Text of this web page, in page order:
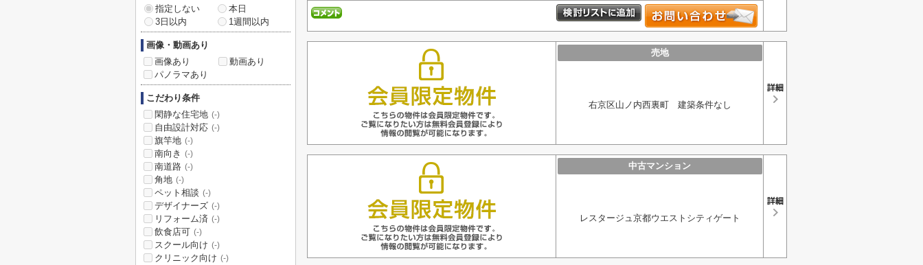
売地
右京区山ノ内西裏町 建築条件なし
中古マンション
レスタージュ京都ウエストシティゲート
指定しない
本日
3日以内
1週間以内
画像・動画あり
画像あり
動画あり
パノラマあり
こだわり条件
閑静な住宅地 (-)
自由設計対応 (-)
旗竿地 (-)
南向き (-)
南道路 (-)
角地 (-)
ペット相談 (-)
デザイナーズ (-)
リフォーム済 (-)
飲食店可 (-)
スクール向け (-)
クリニック向け (-)